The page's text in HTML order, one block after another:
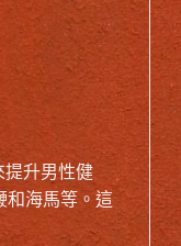
提升男性健
和海馬等。這